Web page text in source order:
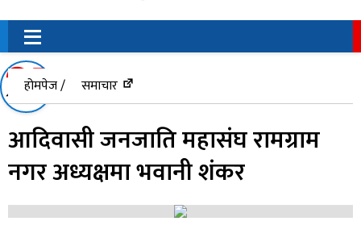
होमपेज / समाचार
आदिवासी जनजाति महासंघ रामग्राम
नगर अध्यक्षमा भवानी शंकर